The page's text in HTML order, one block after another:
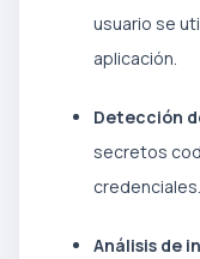
usuario se
aplicación.
Detección
secretos
credenciales.
Análisis de